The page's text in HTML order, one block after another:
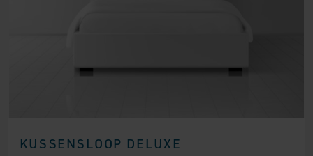
KUSSENSLOOP DELUXE